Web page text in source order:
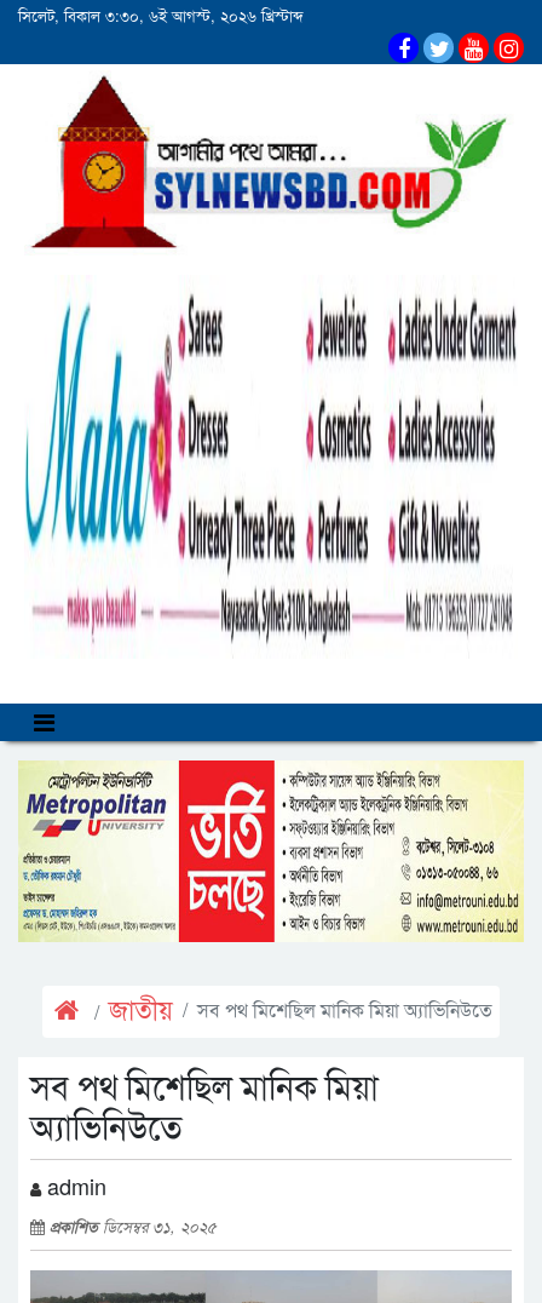
সিলেট, বিকাল ৩:৩০, ৬ই আগস্ট, ২০২৬ খ্রিস্টাব্দ
জাতীয় সব পথ মিশেছিল মানিক মিয়া অ্যাভিনিউতে
সব পথ মিশেছিল মানিক মিয়া
অ্যাভিনিউতে
admin
প্রকাশিতডিসেম্বর ৩১, ২০২৫